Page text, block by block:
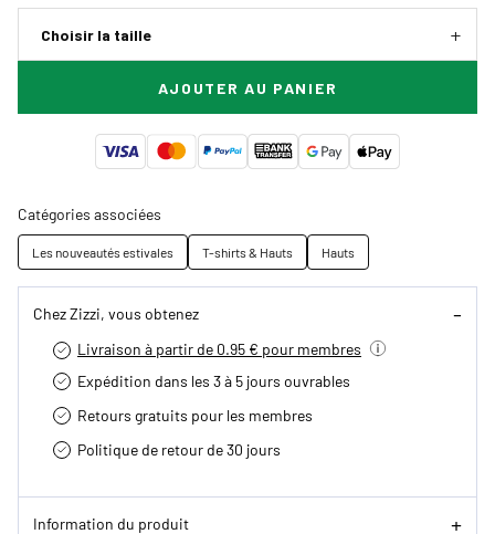
Choisir la taille
AJOUTER AU PANIER
Catégories associées
Les nouveautés estivales T-shirts & Hauts Hauts
Chez Zizzi, vous obtenez
Livraison à partir de 0.95 € pour membres
Expédition dans les 3 à 5 jours ouvrables
Retours gratuits pour les membres
Politique de retour de 30 jours
Information du produit